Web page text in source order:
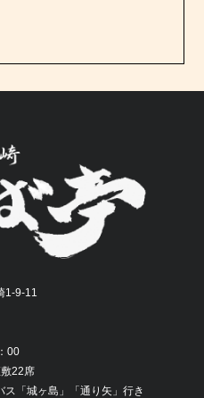
1-9-11
00
22席
ス「城ヶ島」「通り矢」行き